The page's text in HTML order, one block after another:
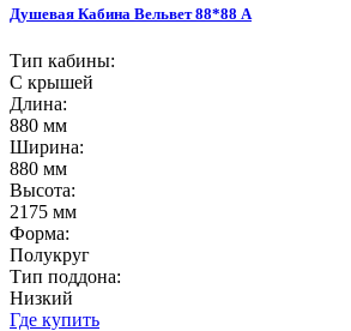
Душевая Кабина Вельвет 88*88 А
Тип кабины:
С крышей
Длина:
880 мм
Ширина:
880 мм
Высота:
2175 мм
Форма:
Полукруг
Тип поддона:
Низкий
Где купить